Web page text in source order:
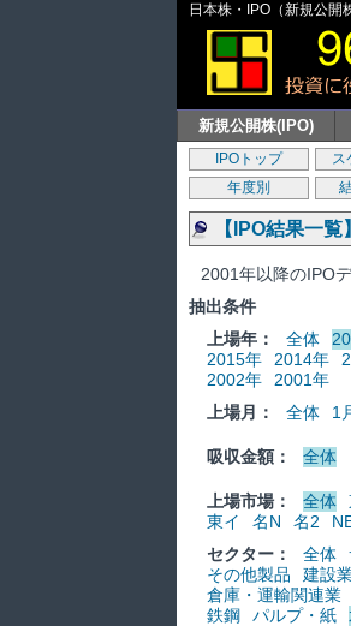
日本株・IPO（新規公開
新規公開株(IPO)
IPOトップ ス
年度別
【IPO結果一
2001年以降のIPO
抽出条件
上場年：
全体
2015年
2014年
2002年
2001年
上場月：
全体 1
吸収金額： 全体
上場市場： 全体
東イ
名N 名2
セクター：
全体
その他製品
建設
倉庫・運輸関連業
鉄鋼
パルプ・紙